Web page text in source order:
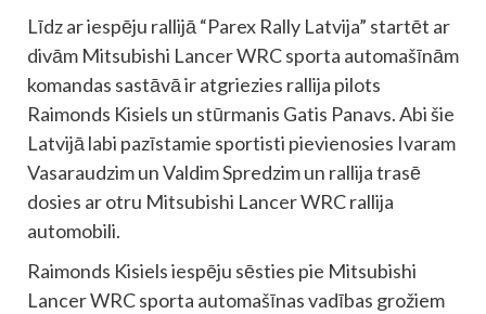
Līdz ar iespēju rallijā “Parex Rally Latvija” startēt ar
divām Mitsubishi Lancer WRC sporta automašīnām
komandas sastāvā ir atgriezies rallija pilots
Raimonds Kisiels un stūrmanis Gatis Panavs. Abi šie
Latvijā labi pazīstamie sportisti pievienosies Ivaram
Vasaraudzim un Valdim Spredzim un rallija trasē
dosies ar otru Mitsubishi Lancer WRC rallija
automobili.
Raimonds Kisiels iespēju sēsties pie Mitsubishi
Lancer WRC sporta automašīnas vadības grožiem